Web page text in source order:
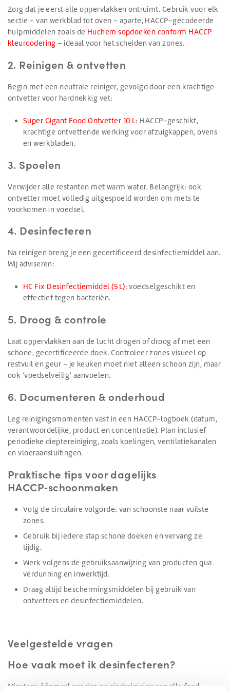
Zorg dat je eerst alle oppervlakken ontruimt. Gebruik voor elk
sectie - van werkblad tot oven – aparte, HACCP-gecodeerde
hulpmiddelen zoals de Huchem sopdoeken conform HACCP
kleurcodering – ideaal voor het scheiden van zones.
2. Reinigen & ontvetten
Begin met een neutrale reiniger, gevolgd door een krachtige
ontvetter voor hardnekkig vet:
Super Gigant Food Ontvetter 10 L: HACCP-geschikt,
krachtige ontvettende werking voor afzuigkappen, ovens
en werkbladen.
3. Spoelen
Verwijder alle restanten met warm water. Belangrijk: ook
ontvetter moet volledig uitgespoeld worden om mets te
voorkomen in voedsel.
4. Desinfecteren
Na reinigen breng je een gecertificeerd desinfectiemiddel aan.
Wij adviseren:
HC Fix Desinfectiemiddel (5 L): voedselgeschikt en
effectief tegen bacteriën.
5. Droog & controle
Laat oppervlakken aan de lucht drogen of droog af met een
schone, gecertificeerde doek. Controleer zones visueel op
restvuil en geur – je keuken moet niet alleen schoon zijn, maar
ook ‘voedselveilig’ aanvoelen.
6. Documenteren & onderhoud
Leg reinigingsmomenten vast in een HACCP-logboek (datum,
verantwoordelijke, product en concentratie). Plan inclusief
periodieke dieptereiniging, zoals koelingen, ventilatiekanalen
en vloeraansluitingen.
Praktische tips voor dagelijks
HACCP‑schoonmaken
Volg de circulaire volgorde: van schoonste naar vuilste
zones.
Gebruik bij iedere stap schone doeken en vervang ze
tijdig.
Werk volgens de gebruiksaanwijzing van producten qua
verdunning en inwerktijd.
Draag altijd beschermingsmiddelen bij gebruik van
ontvetters en desinfectiemiddelen.
Veelgestelde vragen
Hoe vaak moet ik desinfecteren?
Minstens éénmaal per dag na eindreiniging van alle food